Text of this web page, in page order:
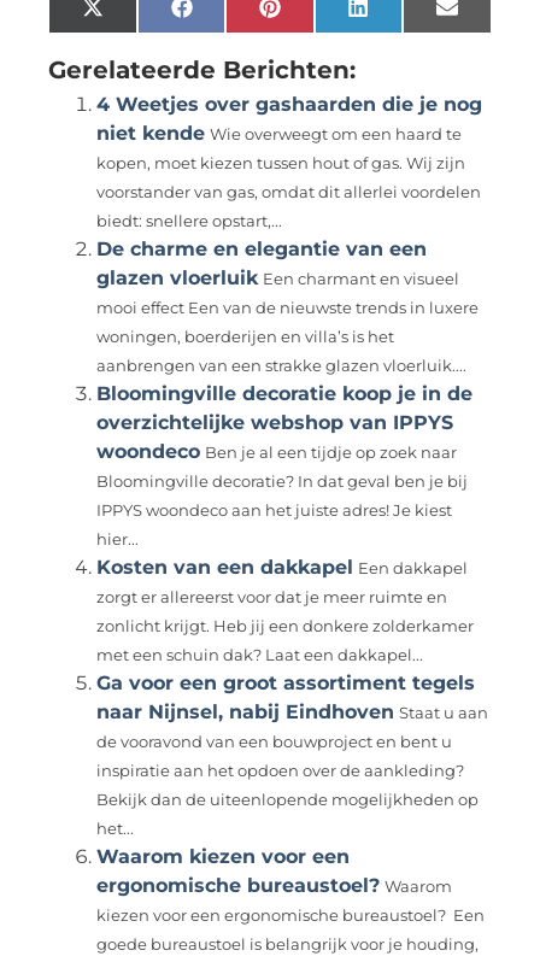
X
(Twitter)
FacebookPinterestLinkedInEmail
Gerelateerde Berichten:
4 Weetjes over gashaarden die je nog
niet kende Wie overweegt om een haard te
kopen, moet kiezen tussen hout of gas. Wij zijn
voorstander van gas, omdat dit allerlei voordelen
biedt: snellere opstart,...
De charme en elegantie van een
glazen vloerluik Een charmant en visueel
mooi effect Een van de nieuwste trends in luxere
woningen, boerderijen en villa’s is het
aanbrengen van een strakke glazen vloerluik....
Bloomingville decoratie koop je in de
overzichtelijke webshop van IPPYS
woondeco Ben je al een tijdje op zoek naar
Bloomingville decoratie? In dat geval ben je bij
IPPYS woondeco aan het juiste adres! Je kiest
hier...
Kosten van een dakkapel Een dakkapel
zorgt er allereerst voor dat je meer ruimte en
zonlicht krijgt. Heb jij een donkere zolderkamer
met een schuin dak? Laat een dakkapel...
Ga voor een groot assortiment tegels
naar Nijnsel, nabij Eindhoven Staat u aan
de vooravond van een bouwproject en bent u
inspiratie aan het opdoen over de aankleding?
Bekijk dan de uiteenlopende mogelijkheden op
het...
Waarom kiezen voor een
ergonomische bureaustoel? Waarom
kiezen voor een ergonomische bureaustoel? Een
goede bureaustoel is belangrijk voor je houding,